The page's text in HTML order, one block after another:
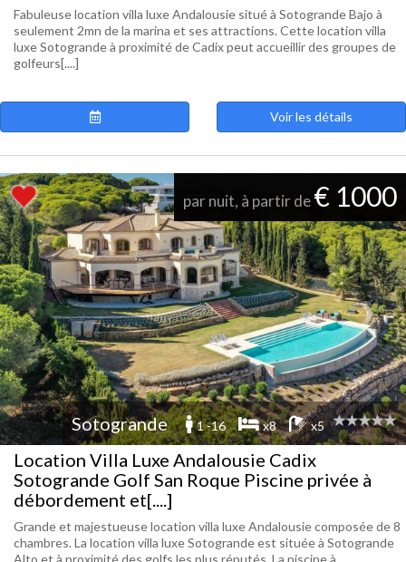
Fabuleuse location villa luxe Andalousie situé à Sotogrande Bajo à
seulement 2mn de la marina et ses attractions. Cette location villa
luxe Sotogrande à proximité de Cadix peut accueillir des groupes de
golfeurs[....]
Voir les détails
par nuit, à partir de€ 1000
Sotogrande 1 -16 x8 x5
Location Villa Luxe Andalousie Cadix
Sotogrande Golf San Roque Piscine privée à
débordement et[....]
Grande et majestueuse location villa luxe Andalousie composée de 8
chambres. La location villa luxe Sotogrande est située à Sotogrande
Alto et à proximité des golfs les plus réputés. La piscine à